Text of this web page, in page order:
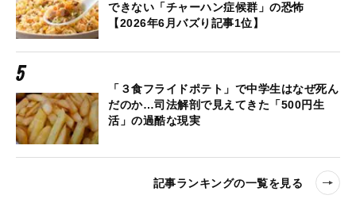
できない「チャーハン症候群」の恐怖
【2026年6月バズり記事1位】
「３食フライドポテト」で中学生はなぜ死ん
だのか…司法解剖で見えてきた「500円生
活」の過酷な現実
記事ランキングの一覧を見る